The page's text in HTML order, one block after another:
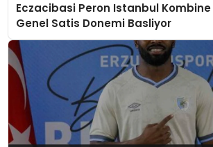
Eczacibasi Peron Istanbul
Genel Satis Donemi Basliyor